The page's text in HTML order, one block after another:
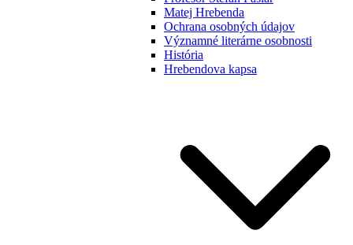
Matej Hrebenda
Ochrana osobných údajov
Významné literárne osobnosti
História
Hrebendova kapsa